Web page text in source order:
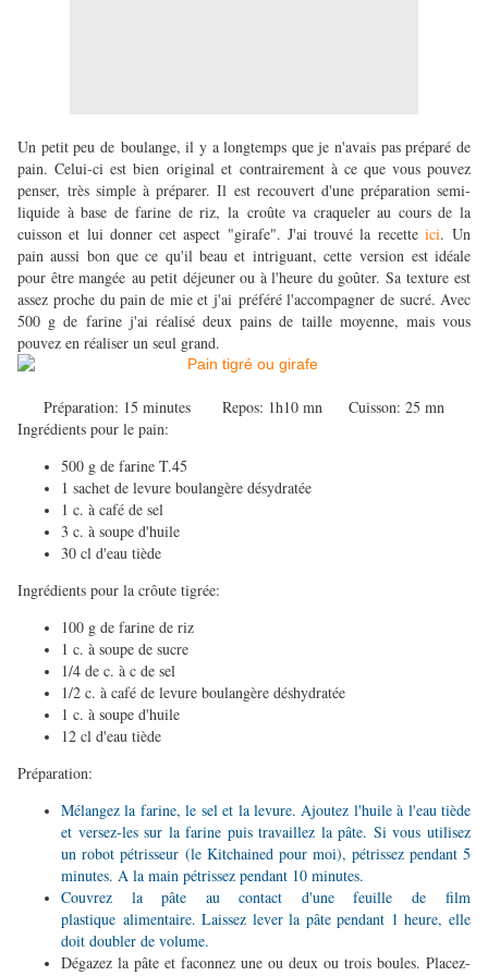
Un petit peu de boulange, il y a longtemps que je n'avais pas préparé de
pain. Celui-ci est bien original et contrairement à ce que vous pouvez
penser, très simple à préparer. Il est recouvert d'une préparation semi-
liquide à base de farine de riz, la croûte va craqueler au cours de la
cuisson et lui donner cet aspect "girafe". J'ai trouvé la recette ici. Un
pain aussi bon que ce qu'il beau et intriguant, cette version est idéale
pour être mangée au petit déjeuner ou à l'heure du goûter. Sa texture est
assez proche du pain de mie et j'ai préféré l'accompagner de sucré. Avec
500 g de farine j'ai réalisé deux pains de taille moyenne, mais vous
pouvez en réaliser un seul grand.
Préparation: 15 minutes Repos: 1h10 mn Cuisson: 25 mn
Ingrédients pour le pain:
500 g de farine T.45
1 sachet de levure boulangère désydratée
1 c. à café de sel
3 c. à soupe d'huile
30 cl d'eau tiède
Ingrédients pour la crôute tigrée:
100 g de farine de riz
1 c. à soupe de sucre
1/4 de c. à c de sel
1/2 c. à café de levure boulangère déshydratée
1 c. à soupe d'huile
12 cl d'eau tiède
Préparation:
Mélangez la farine, le sel et la levure. Ajoutez l'huile à l'eau tiède
et versez-les sur la farine puis travaillez la pâte. Si vous utilisez
un robot pétrisseur (le Kitchained pour moi), pétrissez pendant 5
minutes. A la main pétrissez pendant 10 minutes.
Couvrez la pâte au contact d'une feuille de film
plastique alimentaire. Laissez lever la pâte pendant 1 heure, elle
doit doubler de volume.
Dégazez la pâte et faconnez une ou deux ou trois boules. Placez-